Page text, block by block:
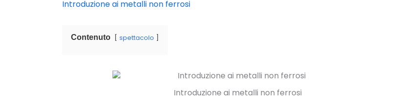
Introduzione ai metalli non ferrosi
Contenuto spettacolo
Introduzione ai metalli non ferrosi